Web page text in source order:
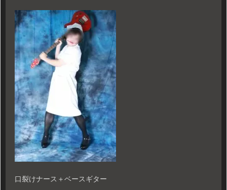
口裂けナース＋ベースギター